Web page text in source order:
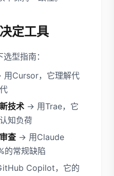
定工具
型指南：
用Cursor，它理解代
技术 → 用Trae，它
知负荷
查 → 用Claude
的常规缺陷
Copilot，它的